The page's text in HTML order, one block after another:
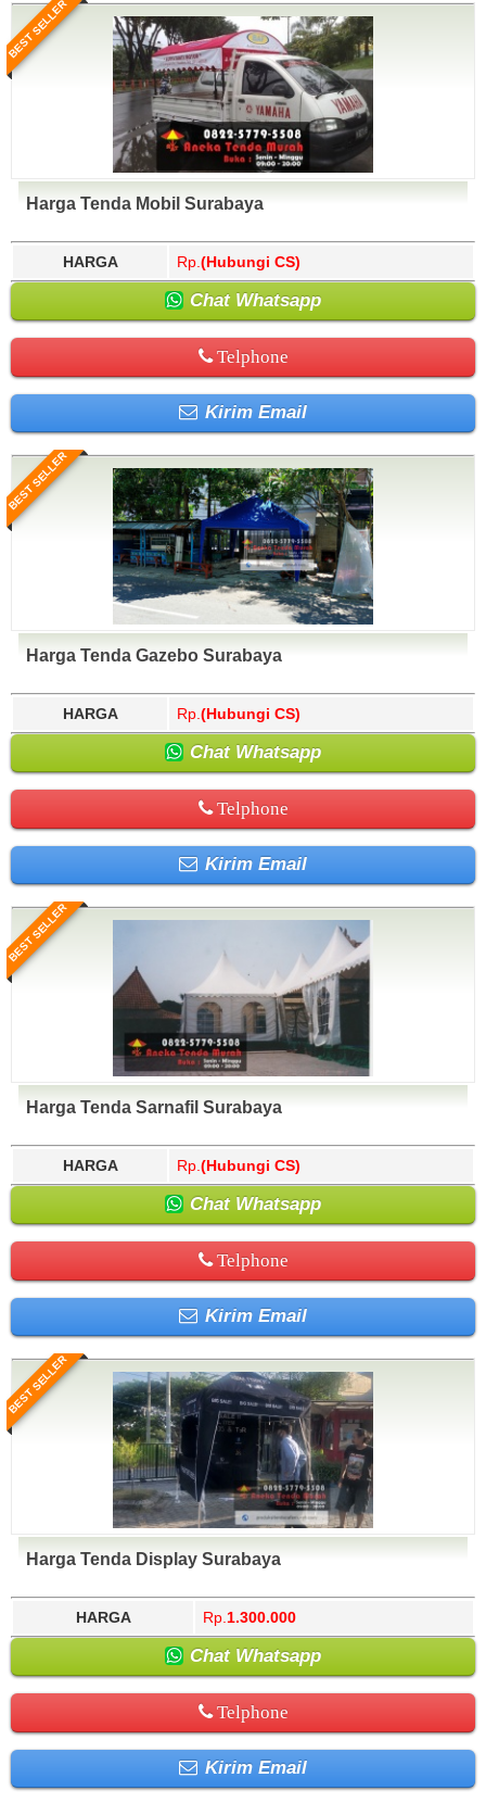
BEST SELLER
Harga Tenda Mobil Surabaya
HARGA Rp. (Hubungi CS)
Chat Whatsapp
Telphone
Kirim Email
BEST SELLER
Harga Tenda Gazebo Surabaya
HARGA Rp. (Hubungi CS)
Chat Whatsapp
Telphone
Kirim Email
BEST SELLER
Harga Tenda Sarnafil Surabaya
HARGA Rp. (Hubungi CS)
Chat Whatsapp
Telphone
Kirim Email
BEST SELLER
Harga Tenda Display Surabaya
HARGA Rp. 1.300.000
Chat Whatsapp
Telphone
Kirim Email